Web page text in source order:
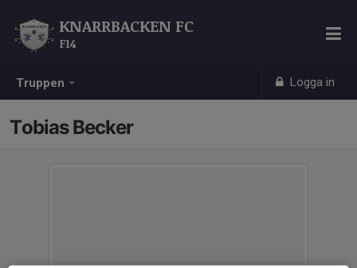
Truppen Logga in
KNARRBACKEN FC
F14
Tobias Becker